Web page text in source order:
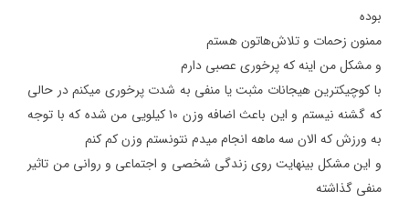
با کوچیکترین هیجانات مثبت یا منفی به شدت پرخوری میکنم در حالی
که گشنه نیستم و این باعث اضافه وزن ۱۰ کیلویی من شده که با توجه
و این مشکل بینهایت روی زندگی شخصی و اجتماعی و روانی من تاثیر